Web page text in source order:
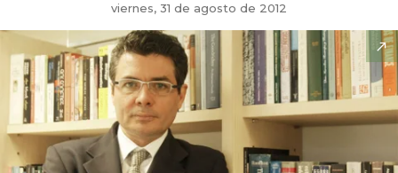
viernes, 31 de agosto de 2012